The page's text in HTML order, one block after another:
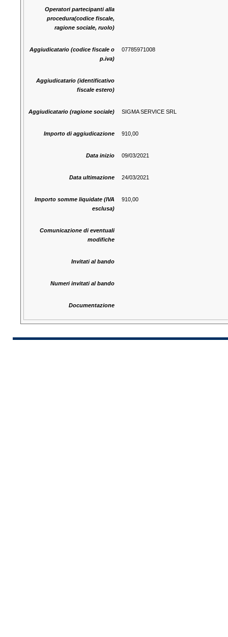
Operatori partecipanti alla
procedura(codice fiscale,
ragione sociale, ruolo)
Aggiudicatario (codice fiscale o
p.iva)
07785971008
Aggiudicatario (identificativo
fiscale estero)
Aggiudicatario (ragione sociale) SIGMA SERVICE SRL
Importo di aggiudicazione 910,00
Data inizio 09/03/2021
Data ultimazione 24/03/2021
Importo somme liquidate (IVA
esclusa)
910,00
Comunicazione di eventuali
modifiche
Invitati al bando
Numeri invitati al bando
Documentazione